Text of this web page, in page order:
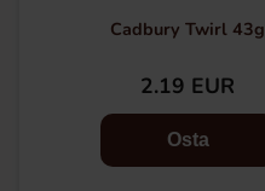
Cadbury Twirl 43g
2.19 EUR
Osta